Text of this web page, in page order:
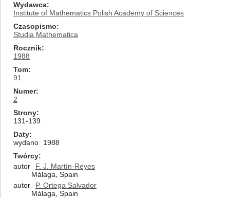
Wydawca
Institute of Mathematics Polish Academy of Sciences
Czasopismo
Studia Mathematica
Rocznik
1988
Tom
91
Numer
2
Strony
131-139
Daty
wydano
1988
Twórcy
autor
F. J. Martín-Reyes
Málaga, Spain
autor
P. Ortega Salvador
Málaga, Spain